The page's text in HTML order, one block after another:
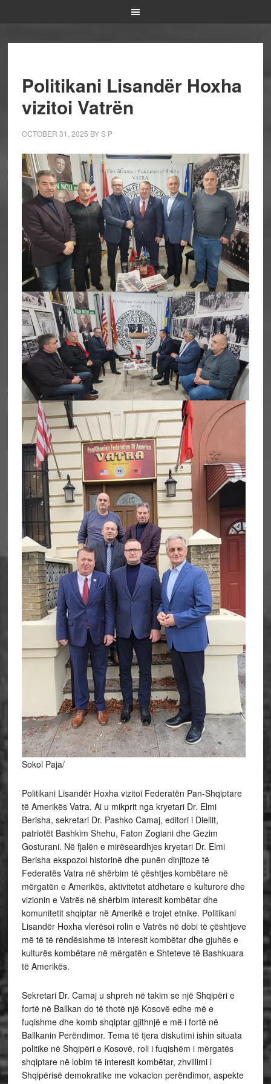
Politikani Lisandër Hoxha
vizitoi Vatrën
OCTOBER 31, 2025 BYS P
Sokol Paja/
Politikani Lisandër Hoxha vizitoi Federatën Pan-Shqiptare
të Amerikës Vatra. Ai u mikprit nga kryetari Dr. Elmi
Berisha, sekretari Dr. Pashko Camaj, editori i Diellit,
patriotët Bashkim Shehu, Faton Zogiani dhe Gezim
Gosturani. Në fjalën e mirëseardhjes kryetari Dr. Elmi
Berisha ekspozoi historinë dhe punën dinjitoze të
Federatës Vatra në shërbim të çështjes kombëtare në
mërgatën e Amerikës, aktivitetet atdhetare e kulturore dhe
vizionin e Vatrës në shërbim interesit kombëtar dhe
komunitetit shqiptar në Amerikë e trojet etnike. Politikani
Lisandër Hoxha vlerësoi rolin e Vatrës në dobi të çështjeve
më të të rëndësishme të interesit kombëtar dhe gjuhës e
kulturës kombëtare në mërgatën e Shteteve të Bashkuara
të Amerikës.
Sekretari Dr. Camaj u shpreh në takim se një Shqipëri e
fortë në Ballkan do të thotë një Kosovë edhe më e
fuqishme dhe komb shqiptar gjithnjë e më i fortë në
Ballkanin Perëndimor. Tema të tjera diskutimi ishin situata
politike në Shqipëri e Kosovë, roli i fuqishëm i mërgatës
shqiptare në lobim të interesit kombëtar, zhvillimi i
Shqipërisë demokratike me vokacion perëndimor, aspekte